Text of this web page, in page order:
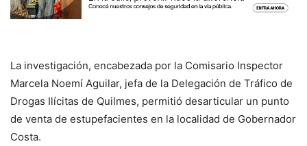
La investigación, encabezada por la Comisario Inspector
Marcela Noemí Aguilar, jefa de la Delegación de Tráfico de
Drogas Ilícitas de Quilmes, permitió desarticular un punto
de venta de estupefacientes en la localidad de Gobernador
Costa.